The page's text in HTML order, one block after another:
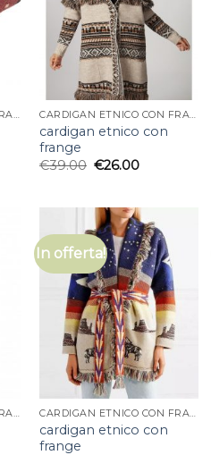
CARDIGAN ETNICO CON FRANGE CARDIGAN ETNICO CON FRANGE
cardigan etnico con
frange
€39.00 €26.00
CARDIGAN ETNICO CON FRANGE
In offerta!
CARDIGAN ETNICO CON FRANGE
cardigan etnico con
frange